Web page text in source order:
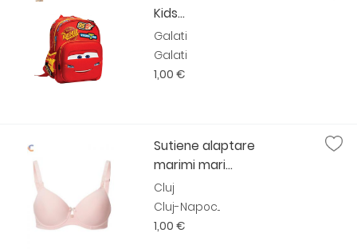
Kids...
Galati
Galati
1,00 €
Sutiene alaptare
marimi mari...
Cluj
Cluj-Napoc...
1,00 €